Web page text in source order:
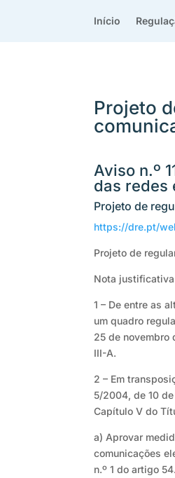
Início
Projeto
Aviso n.º
das redes
Projeto de
https://dre.pt/
Projeto de
Nota justificativa
1 – De entre as
um quadro
25 de novembro
III-A.
2 – Em
5/2004, de 10
Capítulo V do
a) Aprovar
comunicações
n.º 1 do artigo